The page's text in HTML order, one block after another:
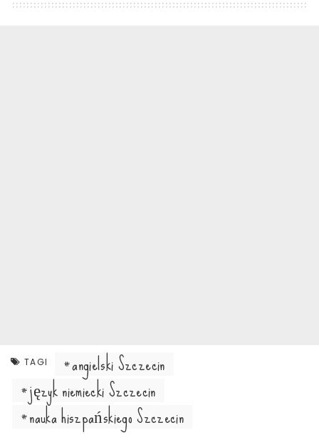
TAGI
angielski Szczecin
język niemiecki Szczecin
nauka hiszpańskiego Szczecin